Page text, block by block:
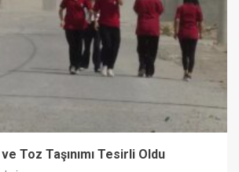
ve Toz Taşınımı Tesirli Oldu